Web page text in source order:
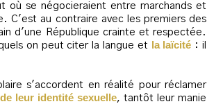
où se négocieraient entre marchands et
C'est au contraire avec les premiers des
d'une République crainte et respectée.
on peut citer la langue et la laïcité : il
s'accordent en réalité pour réclamer
de leur identité sexuelle, tantôt leur manie